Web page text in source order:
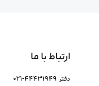
ارتباط با ما
دفتر ۴۴۴۳۱۹۴۹-۰۲۱